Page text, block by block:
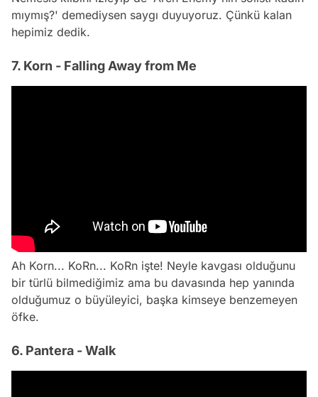
mıymış?' demediysen saygı duyuyoruz. Çünkü kalan
hepimiz dedik.
7. Korn - Falling Away from Me
Ah Korn... KoRn... KoRn işte! Neyle kavgası olduğunu
bir türlü bilmediğimiz ama bu davasında hep yanında
olduğumuz o büyüleyici, başka kimseye benzemeyen
öfke.
6. Pantera - Walk